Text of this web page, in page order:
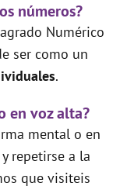
números?
Numérico
ser como un
.
en voz alta?
mental o en
repetirse a la
que visiteis